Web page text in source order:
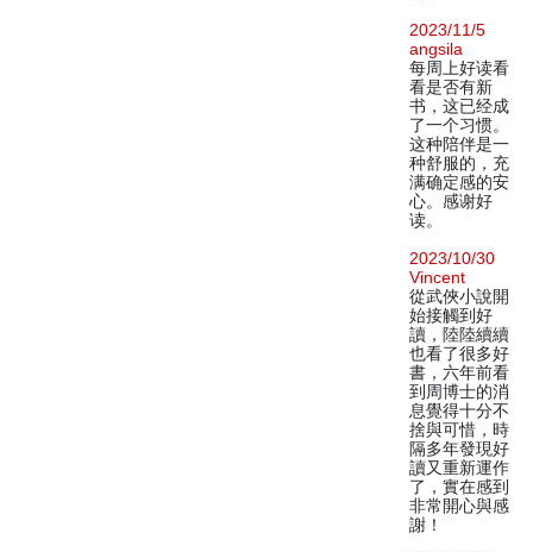
2023/11/5
angsila
每周上好读看
看是否有新
书，这已经成
了一个习惯。
这种陪伴是一
种舒服的，充
满确定感的安
心。感谢好
读。
2023/10/30
Vincent
從武俠小說開
始接觸到好
讀，陸陸續續
也看了很多好
書，六年前看
到周博士的消
息覺得十分不
捨與可惜，時
隔多年發現好
讀又重新運作
了，實在感到
非常開心與感
謝！